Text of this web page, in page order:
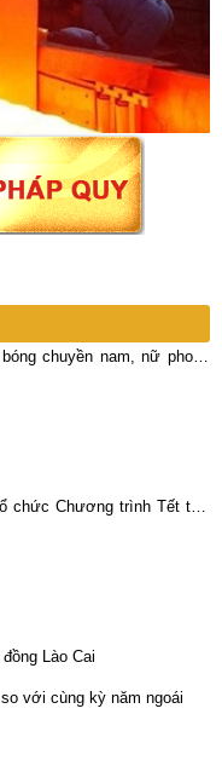
chuyền nam, nữ phong
chức Chương trình Tết thợ
Lào Cai
với cùng kỳ năm ngoái